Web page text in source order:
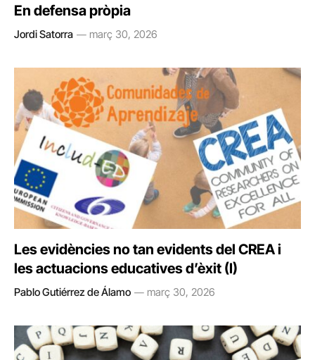
En defensa pròpia
Jordi Satorra març 30, 2026
Les evidències no tan evidents del CREA i
les actuacions educatives d’èxit (I)
Pablo Gutiérrez de Álamo març 30, 2026